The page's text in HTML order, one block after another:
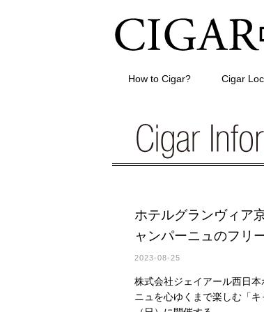
How to Cigar? Cigar
ホテルグランヴィア
ャンパーニュのフリ
2023-08-25
株式会社ジェイアール西日
ニュを心ゆくまで楽しむ「